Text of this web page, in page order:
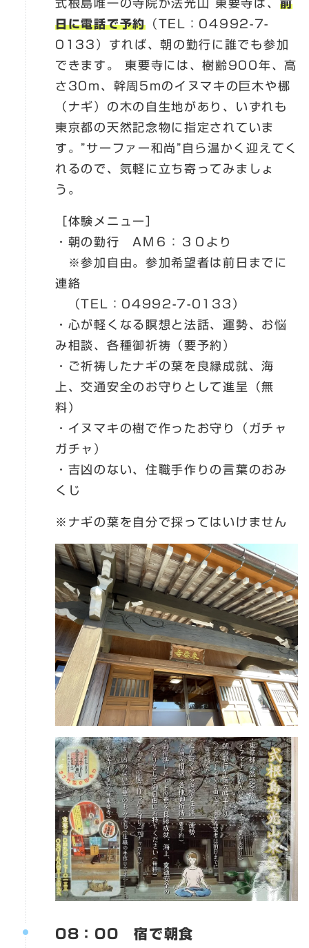
式根島唯一の寺院が法光山 東要寺は、 前
日に電話で予約（TEL：04992-7-
0133）すれば、朝の勤行に誰でも参加
できます。 東要寺には、樹齢900年、高
さ30m、幹周5mのイヌマキの巨木や梛
（ナギ）の木の自生地があり、いずれも
東京都の天然記念物に指定されていま
す。”サーファー和尚”自ら温かく迎えてく
れるので、気軽に立ち寄ってみましょ
う。
［体験メニュー］
・朝の勤行 AM６：３０より
※参加自由。参加希望者は前日までに
連絡
（TEL：04992-7-0133）
・心が軽くなる瞑想と法話、運勢、お悩
み相談、各種御祈祷（要予約）
・ご祈祷したナギの葉を良縁成就、海
上、交通安全のお守りとして進呈（無
料）
・イヌマキの樹で作ったお守り（ガチャ
ガチャ）
・吉凶のない、住職手作りの言葉のおみ
くじ
※ナギの葉を自分で採ってはいけません
08：00 宿で朝食